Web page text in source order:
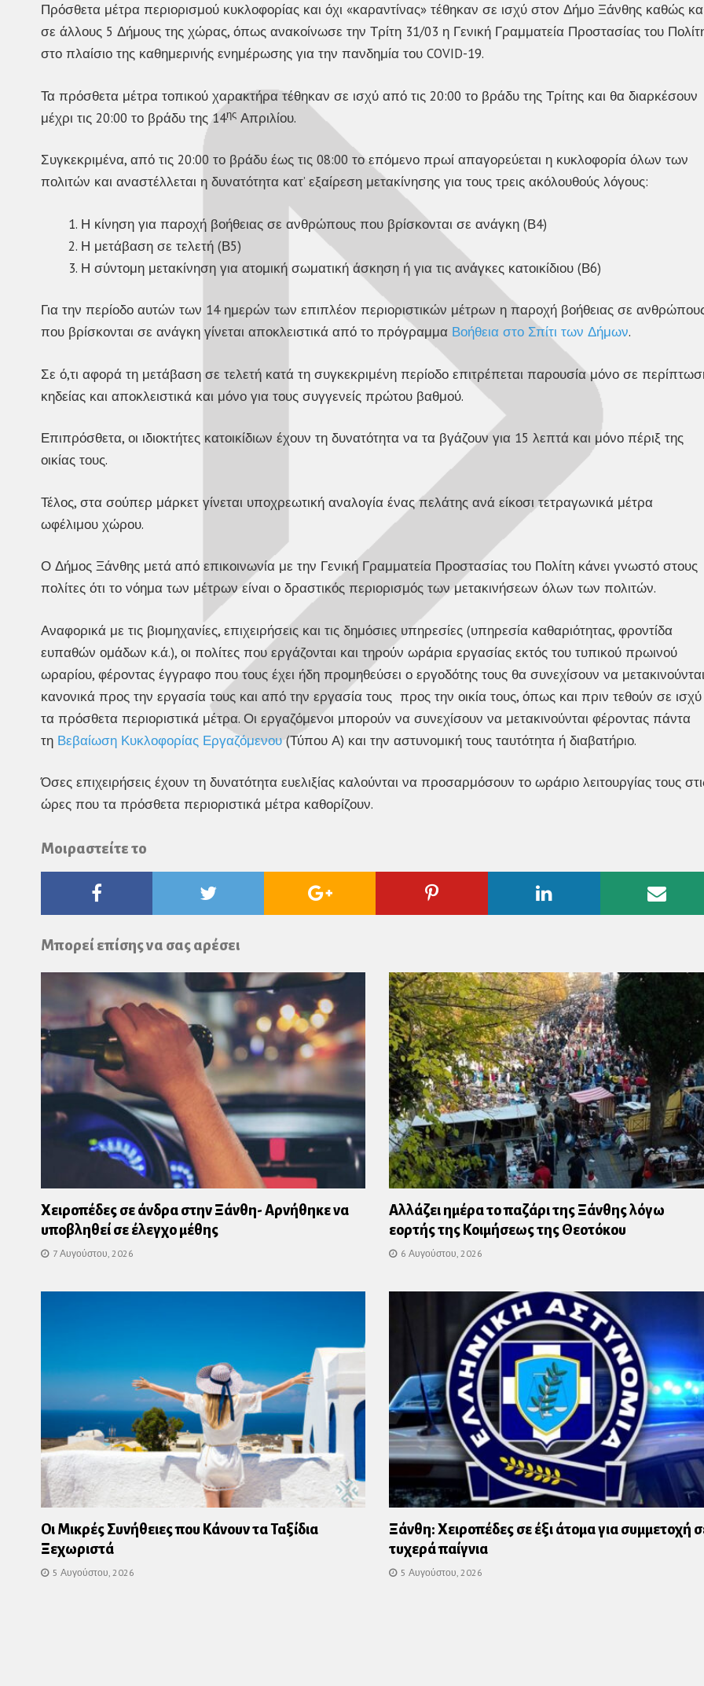
Πρόσθετα μέτρα περιορισμού κυκλοφορίας και όχι «καραντίνας» τέθηκαν σε ισχύ στον Δήμο Ξάνθης καθώς
σε άλλους 5 Δήμους της χώρας, όπως ανακοίνωσε την Τρίτη 31/03 η Γενική Γραμματεία Προστασίας του
στο πλαίσιο της καθημερινής ενημέρωσης για την πανδημία του COVID-19.
Τα πρόσθετα μέτρα τοπικού χαρακτήρα τέθηκαν σε ισχύ από τις 20:00 το βράδυ της Τρίτης και θα διαρκέσουν
μέχρι τις 20:00 το βράδυ της 14ης Απριλίου.
Συγκεκριμένα, από τις 20:00 το βράδυ έως τις 08:00 το επόμενο πρωί απαγορεύεται η κυκλοφορία όλων των
πολιτών και αναστέλλεται η δυνατότητα κατ’ εξαίρεση μετακίνησης για τους τρεις ακόλουθούς λόγους:
Η κίνηση για παροχή βοήθειας σε ανθρώπους που βρίσκονται σε ανάγκη (Β4)
Η μετάβαση σε τελετή (Β5)
Η σύντομη μετακίνηση για ατομική σωματική άσκηση ή για τις ανάγκες κατοικίδιου (Β6)
Για την περίοδο αυτών των 14 ημερών των επιπλέον περιοριστικών μέτρων η παροχή βοήθειας σε
που βρίσκονται σε ανάγκη γίνεται αποκλειστικά από το πρόγραμμα Βοήθεια στο Σπίτι των Δήμων.
Σε ό,τι αφορά τη μετάβαση σε τελετή κατά τη συγκεκριμένη περίοδο επιτρέπεται παρουσία μόνο σε
κηδείας και αποκλειστικά και μόνο για τους συγγενείς πρώτου βαθμού.
Επιπρόσθετα, οι ιδιοκτήτες κατοικίδιων έχουν τη δυνατότητα να τα βγάζουν για 15 λεπτά και μόνο πέριξ της
οικίας τους.
Τέλος, στα σούπερ μάρκετ γίνεται υποχρεωτική αναλογία ένας πελάτης ανά είκοσι τετραγωνικά μέτρα
ωφέλιμου χώρου.
Ο Δήμος Ξάνθης μετά από επικοινωνία με την Γενική Γραμματεία Προστασίας του Πολίτη κάνει γνωστό στους
πολίτες ότι το νόημα των μέτρων είναι ο δραστικός περιορισμός των μετακινήσεων όλων των πολιτών.
Αναφορικά με τις βιομηχανίες, επιχειρήσεις και τις δημόσιες υπηρεσίες (υπηρεσία καθαριότητας, φροντίδα
ευπαθών ομάδων κ.ά.), οι πολίτες που εργάζονται και τηρούν ωράρια εργασίας εκτός του τυπικού πρωινού
ωραρίου, φέροντας έγγραφο που τους έχει ήδη προμηθεύσει ο εργοδότης τους θα συνεχίσουν να μετακινούνται
κανονικά προς την εργασία τους και από την εργασία τους προς την οικία τους, όπως και πριν τεθούν σε ισχύ
τα πρόσθετα περιοριστικά μέτρα. Οι εργαζόμενοι μπορούν να συνεχίσουν να μετακινούνται φέροντας πάντα
τη Βεβαίωση Κυκλοφορίας Εργαζόμενου(Τύπου Α) και την αστυνομική τους ταυτότητα ή διαβατήριο.
Όσες επιχειρήσεις έχουν τη δυνατότητα ευελιξίας καλούνται να προσαρμόσουν το ωράριο λειτουργίας τους
ώρες που τα πρόσθετα περιοριστικά μέτρα καθορίζουν.
Μοιραστείτε το
Twitter
Google
Pinterest Linkedin
Μπορεί επίσης να σας αρέσει
Χειροπέδες σε άνδρα στην Ξάνθη- Αρνήθηκε να
υποβληθεί σε έλεγχο μέθης
7 Αυγούστου, 2026
Αλλάζει ημέρα το παζάρι της Ξάνθης λόγω
εορτής της Κοιμήσεως της Θεοτόκου
6 Αυγούστου, 2026
Οι Μικρές Συνήθειες που Κάνουν τα Ταξίδια
Ξεχωριστά
5 Αυγούστου, 2026
Ξάνθη: Χειροπέδες σε έξι άτομα για συμμετοχή
τυχερά παίγνια
5 Αυγούστου, 2026